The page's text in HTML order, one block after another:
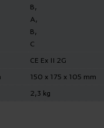
B,
A,
B,
C
CE Ex II 2G
150 x 175 x 105 mm
2,3 kg